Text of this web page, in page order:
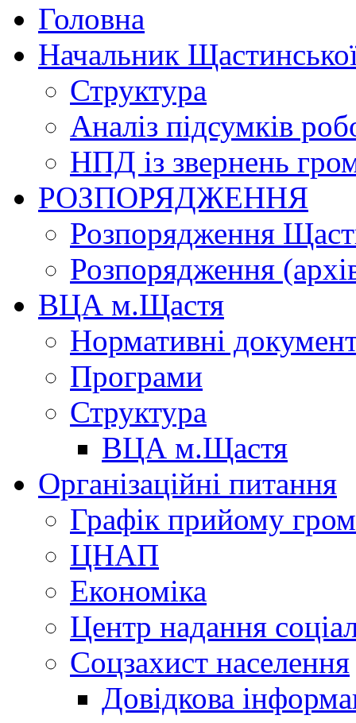
Головна
Начальник
Структура
Аналіз підсумків
НПД із звернень
РОЗПОРЯДЖЕННЯ
Розпорядження
Розпорядження
ВЦА м.Щастя
Нормативні
Програми
Структура
ВЦА м.Щастя
Організаційні питання
Графік прийому
ЦНАП
Економіка
Центр надання
Соцзахист населення
Довідкова